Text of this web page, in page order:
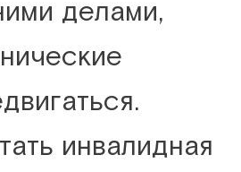
делами,
инвалидная